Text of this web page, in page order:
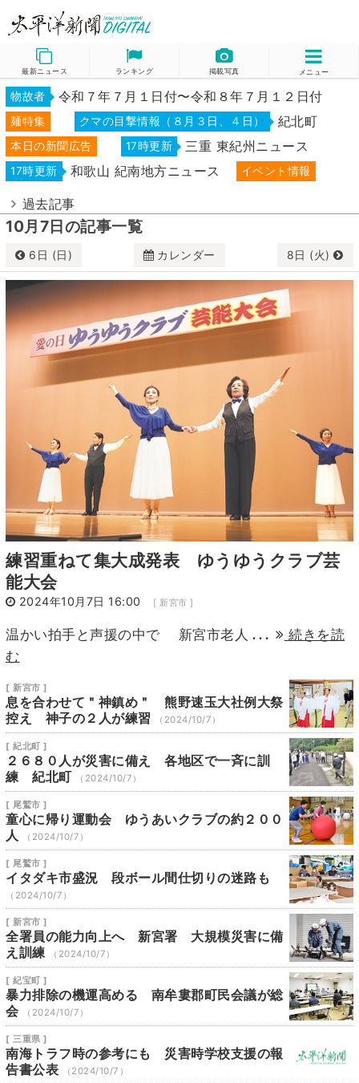
最新ニュース ランキング 掲載写真 メニュー
物故者 令和７年７月１日付〜令和８年７月１２日付
麺特集 クマの目撃情報（８月３日、４日） 紀北町
本日の新聞広告 17時更新 三重 東紀州ニュース
17時更新 和歌山 紀南地方ニュース イベント情報
過去記事
10月7日の記事一覧
6日 (日) カレンダー 8日 (火)
10月 2024
日 月 火 水 木 金
29
30 1 2
6
7 9 10 11
13
14 15 17
22 24
28 29 30 31 1
練習重ねて集大成発表 ゆうゆうクラブ芸
能大会
2024年10月7日 16:00 [ 新宮市 ]
温かい拍手と声援の中で 新宮市老人 ...
続きを読
む
[ 新宮市 ]
息を合わせて＂神鎮め＂ 熊野速玉大社例大祭
控え 神子の２人が練習
（2024/10/7）
[ 紀北町 ]
２６８０人が災害に備え 各地区で一斉に訓
練 紀北町
（2024/10/7）
[ 尾鷲市 ]
童心に帰り運動会 ゆうあいクラブの約２００
人
（2024/10/7）
[ 尾鷲市 ]
イタダキ市盛況 段ボール間仕切りの迷路も
（2024/10/7）
[ 新宮市 ]
全署員の能力向上へ 新宮署 大規模災害に備
え訓練
（2024/10/7）
[ 紀宝町 ]
暴力排除の機運高める 南牟婁郡町民会議が総
会
（2024/10/7）
[ 三重県 ]
南海トラフ時の参考にも 災害時学校支援の報
告書公表
（2024/10/7）